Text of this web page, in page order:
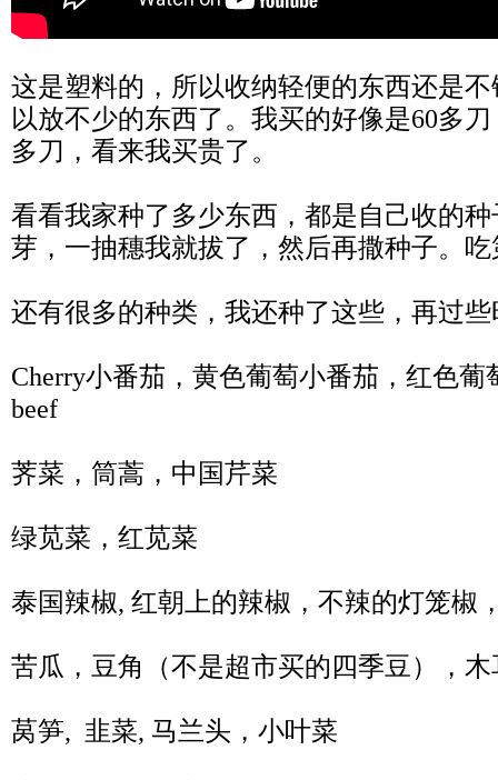
这是塑料的，所以收纳轻便的东西还是
以放不少的东西了。我买的好像是60多
多刀，看来我买贵了。
看看我家种了多少东西，都是自己收的
芽，一抽穗我就拔了，然后再撒种子。
还有很多的种类，我还种了这些，再过
Cherry小番茄，黄色葡萄小番茄，红色葡
beef
荠菜，筒蒿，中国芹菜
绿苋菜，红苋菜
泰国辣椒, 红朝上的辣椒，不辣的灯笼椒
苦瓜，豆角（不是超市买的四季豆），
莴笋, 韭菜, 马兰头，小叶菜